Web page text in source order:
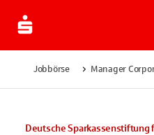
Jobbörse Manager
Deutsche